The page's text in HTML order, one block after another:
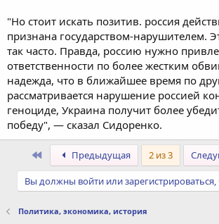
"Но стоит искать позитив. россия
признана государством-нарушителем.
так часто. Правда, россию нужно
ответственности по более жестким
надежда, что в ближайшее время по
рассматривается нарушение россией
геноциде, Украина получит более
победу", — сказал Сидоренко.
ПервыйПредыдущая 2 из 3
Вы должны войти или зарегистрироваться,
Политика, экономика, история